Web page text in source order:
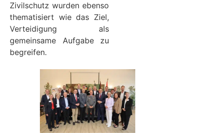
Zivilschutz wurden ebenso
thematisiert wie das Ziel,
Verteidigung als
gemeinsame Aufgabe zu
begreifen.